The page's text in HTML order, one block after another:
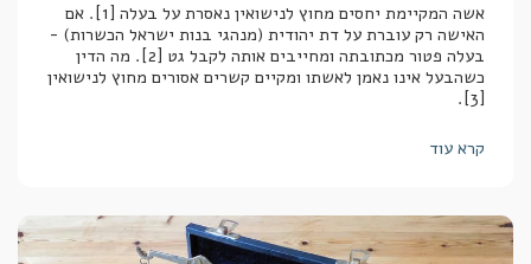
אשה המקיימת יחסים מחוץ לנישואין נאסרת על בעלה [1]. אם
האישה רק עוברת על דת יהודית (מנהגי בנות ישראל הכשרות) -
בעלה פטור מכתובתה ומחייבים אותה לקבל גט [2]. מה הדין
כשהבעל אינו נאמן לאשתו ומקיים קשרים אסורים מחוץ לנישואין
[3].
קרא עוד